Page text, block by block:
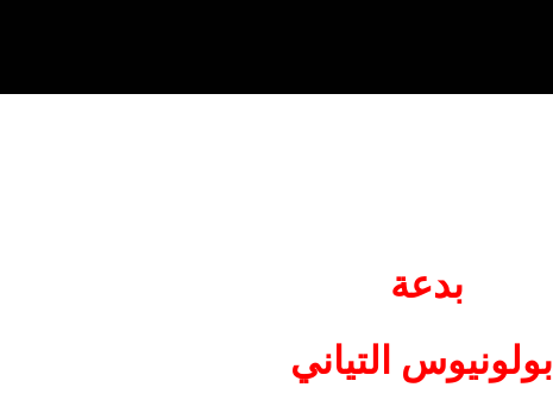
بدعة
أبولونيوس التياني